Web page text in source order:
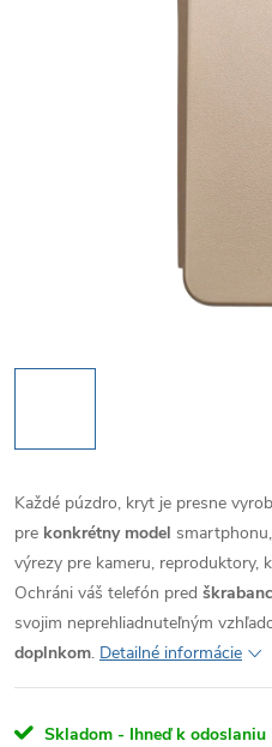
Každé púzdro, kryt je presne
pre konkrétny model
výrezy pre kameru, reproduktory,
Ochráni váš telefón pred
svojim neprehliadnuteľným
doplnkom. Detailné informácie
Skladom - Ihneď k odoslaniu